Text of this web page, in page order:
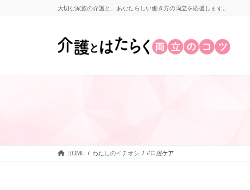
大切な家族の介護と、あなたらしい働き方の両立を応援します。
HOME わたしのイチオシ #口腔ケア